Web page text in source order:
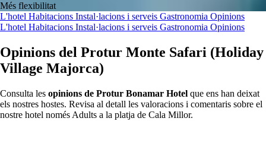
Més flexibilitat
L'hotel Habitacions Instal·lacions i serveis Gastronomia Opinions
L'hotel Habitacions Instal·lacions i serveis Gastronomia Opinions
Opinions del Protur Monte Safari (Holiday
Village Majorca)
Consulta les opinions de Protur Bonamar Hotel que ens han deixat
els nostres hostes. Revisa al detall les valoracions i comentaris sobre el
nostre hotel només Adults a la platja de Cala Millor.